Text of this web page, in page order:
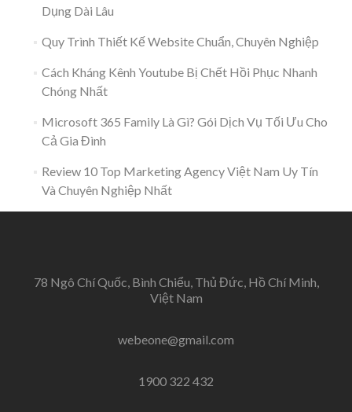
Dụng Dài Lâu
Quy Trình Thiết Kế Website Chuẩn, Chuyên Nghiệp
Cách Kháng Kênh Youtube Bị Chết Hồi Phục Nhanh
Chóng Nhất
Microsoft 365 Family Là Gì? Gói Dịch Vụ Tối Ưu Cho
Cả Gia Đình
Review 10 Top Marketing Agency Việt Nam Uy Tín
Và Chuyên Nghiệp Nhất
78 Ngô Chí Quốc, Bình Chiểu, Thủ Đức, Hồ Chí Minh,
Việt Nam
webeone@gmail.com
1900 322 432